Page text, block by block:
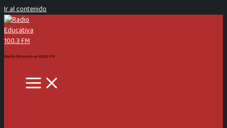
Ir al contenido
Radio Educativa 100.3 FM